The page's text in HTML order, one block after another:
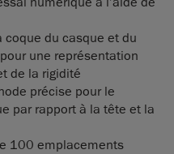
du casque et du
une représentation
de la rigidité
précise pour le
par rapport à la tête et la
100 emplacements